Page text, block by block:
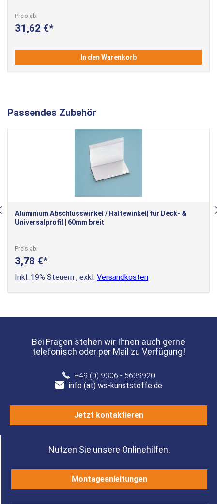
Preis ab
31,62 €
In den Warenkorb
Passendes Zubehör
Aluminium Abschlusswinkel / Haltewinkel| für Deck- &
Universalprofil | 60mm breit
Preis ab
3,78 €
Inkl. 19% Steuern , exkl. Versandkosten
Bei Fragen stehen wir Ihnen auch gerne
telefonisch oder per Mail zu Verfügung!
+49 (0) 9306 - 5639920
info (at) ws-kunststoffe.de
Jetzt kontaktieren
Nutzen Sie unsere Onlinehilfen.
Montageanleitungen